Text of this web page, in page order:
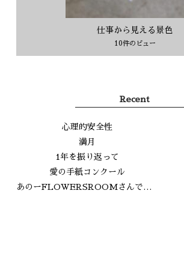
仕事から見える景色
10件のビュー
Recent
心理的安全性
満月
1年を振り返って
愛の手紙コンクール